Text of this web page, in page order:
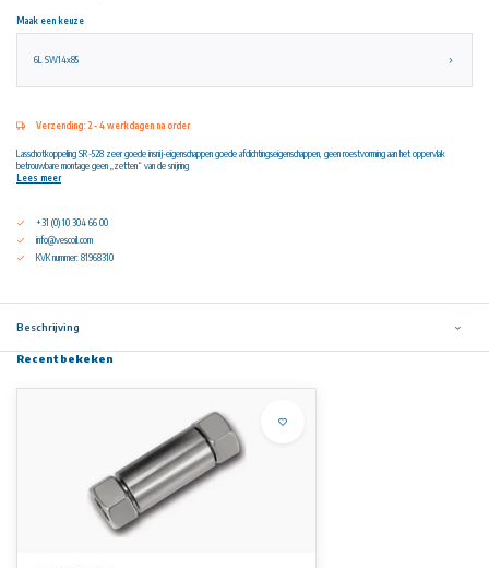
Maak een keuze
6L SW14x85
Verzending: 2 - 4 werkdagen na order
Lasschotkoppeling SR-528 zeer goede insnij-eigenschappen goede afdichtingseigenschappen, geen roestvorming aan het oppervlak
betrouwbare montage geen „zetten“ van de snijring
Lees meer
+31 (0) 10 304 66 00
info@vescoil.com
KVK nummer: 81968310
Beschrijving
Recent bekeken